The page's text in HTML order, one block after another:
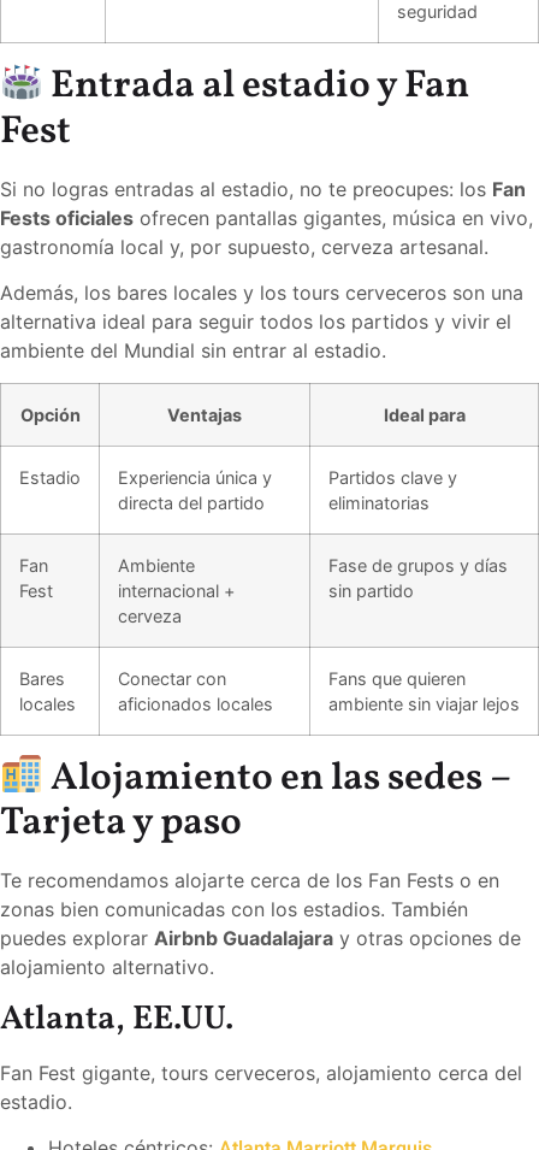
seguridad
Entrada al estadio y Fan
Fest
Si no logras entradas al estadio, no te preocupes: los Fan
Fests oficiales ofrecen pantallas gigantes, música en vivo,
gastronomía local y, por supuesto, cerveza artesanal.
Además, los bares locales y los tours cerveceros son una
alternativa ideal para seguir todos los partidos y vivir el
ambiente del Mundial sin entrar al estadio.
Opción Ventajas Ideal para
Estadio
Experiencia única y
directa del partido
Partidos clave y
eliminatorias
Fan
Fest
Ambiente
internacional +
cerveza
Fase de grupos y días
sin partido
Bares
locales
Conectar con
aficionados locales
Fans que quieren
ambiente sin viajar lejos
Alojamiento en las sedes –
Tarjeta y paso
Te recomendamos alojarte cerca de los Fan Fests o en
zonas bien comunicadas con los estadios. También
puedes explorar Airbnb Guadalajara y otras opciones de
alojamiento alternativo.
Atlanta, EE.UU.
Fan Fest gigante, tours cerveceros, alojamiento cerca del
estadio.